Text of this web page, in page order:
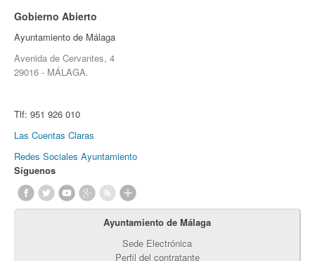
Gobierno Abierto
Ayuntamiento de Málaga
Avenida de Cervantes, 4
29016 - MÁLAGA.
Tlf: 951 926 010
Las Cuentas Claras
Redes Sociales Ayuntamiento
Síguenos
Ayuntamiento de Málaga
Sede Electrónica
Perfil del contratante